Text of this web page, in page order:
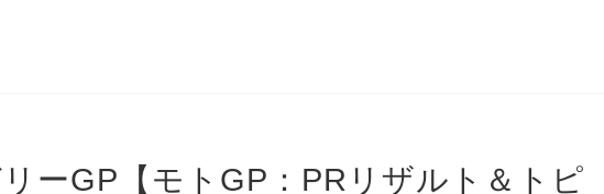
ーGP【モトGP：PRリザルト＆トピ